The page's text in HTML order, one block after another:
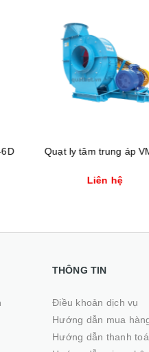
Xem nhanh
ly tâm trung áp VMC-3I
THÔNG TIN
Điều khoản dịch vụ
Hướng dẫn mua
Hướng dẫn thanh